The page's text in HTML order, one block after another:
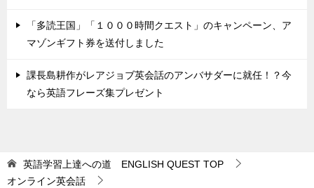
「多読王国」「１０００時間クエスト」のキャンペーン、ア
マゾンギフト券を送付しました
課長島耕作がレアジョブ英会話のアンバサダーに就任！？今
なら英語フレーズ集プレゼント
英語学習上達への道 ENGLISH QUEST TOP
オンライン英会話